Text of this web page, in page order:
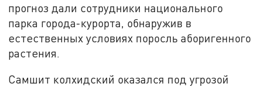
прогноз дали сотрудники национального
парка города-курорта, обнаружив в
естественных условиях поросль аборигенного
растения.
Самшит колхидский оказался под угрозой